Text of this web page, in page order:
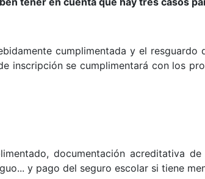
cumplimentada y el
inscripción se cumplimentará con los
documentación acreditativa
y pago del seguro escolar si tiene